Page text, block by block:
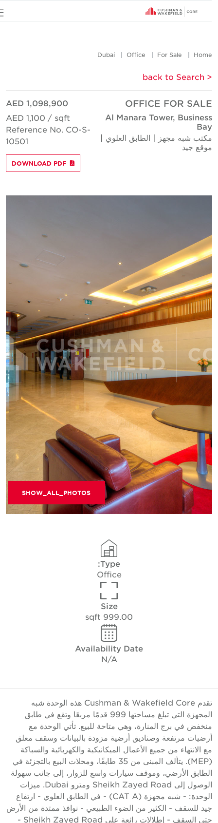
Home
For Sale
Office
Dubai
< back to Search
OFFICE FOR SALE
Al Manara Tower, Business
Bay
مكتب شبه مجهز | الطابق العلوي |
موقع جيد
AED 1,098,900
AED 1,100 / sqft
Reference No. CO-S-
10501
DOWNLOAD PDF
SHOW_ALL_PHOTOS
Type:
Office
Size
999.00 sqft
Availability Date
N/A
تقدم Cushman & Wakefield Core هذه الوحدة شبه
المجهزة التي تبلغ مساحتها 999 قدمًا مربعًا وتقع في طابق
منخفض في برج المنارة، وهي متاحة للبيع. تأتي الوحدة مع
أرضيات مرتفعة وصناديق أرضية مزودة بالبيانات وسقف معلق
مع الانتهاء من جميع الأعمال الميكانيكية والكهربائية والسباكة
(MEP). يتألف المبنى من 35 طابقًا، ومحلات البيع بالتجزئة في
الطابق الأرضي، وموقف سيارات واسع للزوار، إلى جانب سهولة
الوصول إلى Sheikh Zayed Road ومترو Dubai. ميزات
الوحدة: - شبه مجهزة (CAT A) - في الطابق العلوي - ارتفاع
جيد للسقف - الكثير من الضوء الطبيعي - نوافذ ممتدة من الأرض
حتى السقف - إطلالات رائعة على Sheikh Zayed Road -